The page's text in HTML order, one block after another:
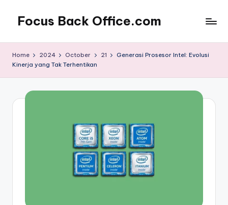
Focus Back Office.com
Home 2024 October 21
Generasi Prosesor Intel: Evolusi
Kinerja yang Tak Terhentikan